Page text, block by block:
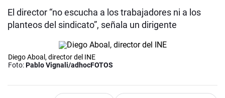
El director “no escucha a los trabajadores ni a los
planteos del sindicato”, señala un dirigente
Diego Aboal, director del INE
Foto:Pablo Vignali/adhocFOTOS